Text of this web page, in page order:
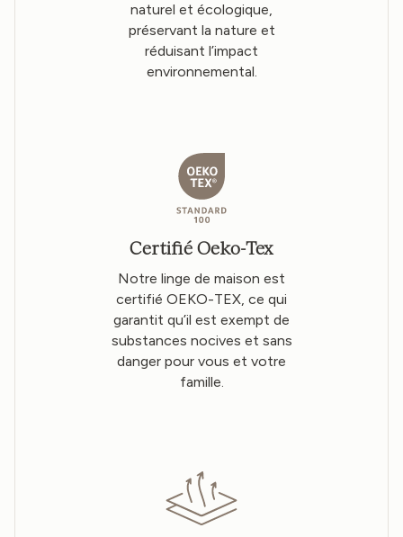
naturel et écologique,
préservant la nature et
réduisant l’impact
environnemental.
Certifié Oeko-Tex
Notre linge de maison est
certifié OEKO-TEX, ce qui
garantit qu’il est exempt de
substances nocives et sans
danger pour vous et votre
famille.